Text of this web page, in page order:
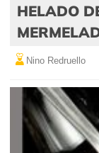
HELADO
Nino Redruello